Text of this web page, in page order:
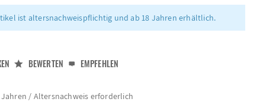
ist altersnachweispflichtig und ab 18 Jahren erhältlich.
BEWERTEN EMPFEHLEN
/ Altersnachweis erforderlich